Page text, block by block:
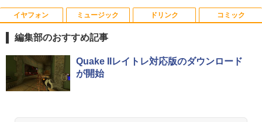
料 [95213]
R160-NEC Chromebook Y2 1点 Chrom
eOS 11.6型 CPU Intel Celeron N4020
1
【中古良品】【安心保証】Princeton 21.
5型ワイドカラー液晶ディスプレイ PTF
WDE-22W / PTFBDE-22W ブラック/ ホ
￥4,050
1
【3千円以上送料無料】世界の歴史 集英
社版学習まんが 18巻セット／高井啓介
イヤフォン
Anker Soundcore P40i オフホワイト
￥7,990
ミュージック
BRUCE WAYNE feat. Flo Milli, ATL Jacob
[Explicit]
ドリンク
by Amazon 天然水 ラベルレス 500ml ×24本
富士山の天然水 バナジウム含有 水 ミネラル
ウォーター ペットボトル 静岡県産 500ミリリ
コミック
薬屋のひとりごと 17巻 (デジタル版ビッグガ
ンガンコミックス)
編集部のおすすめ記事
Quake IIレイトレ対応版のダウンロード
が開始